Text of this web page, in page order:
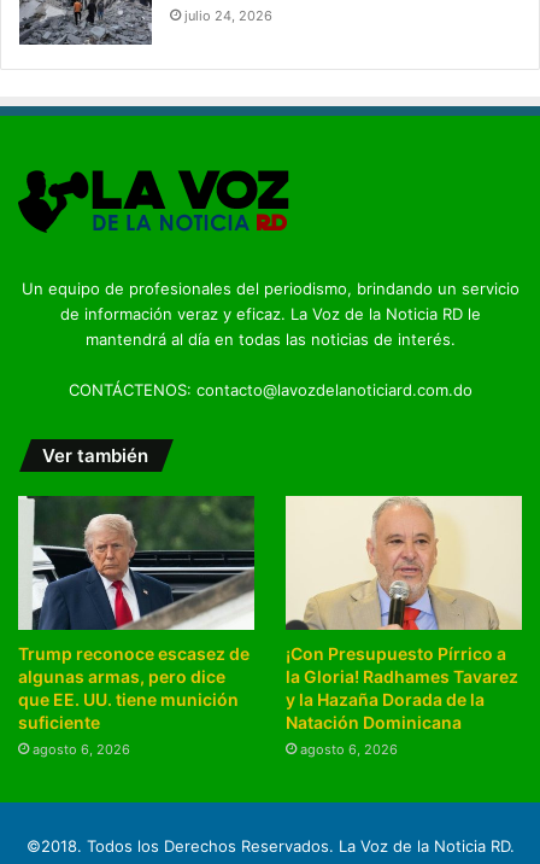
julio 24, 2026
Un equipo de profesionales del periodismo, brindando un servicio
de información veraz y eficaz. La Voz de la Noticia RD le
mantendrá al día en todas las noticias de interés.
CONTÁCTENOS: contacto@lavozdelanoticiard.com.do
Ver también
Trump reconoce escasez de
algunas armas, pero dice
que EE. UU. tiene munición
suficiente
agosto 6, 2026
¡Con Presupuesto Pírrico a
la Gloria! Radhames Tavarez
y la Hazaña Dorada de la
Natación Dominicana
agosto 6, 2026
©2018. Todos los Derechos Reservados. La Voz de la Noticia RD.